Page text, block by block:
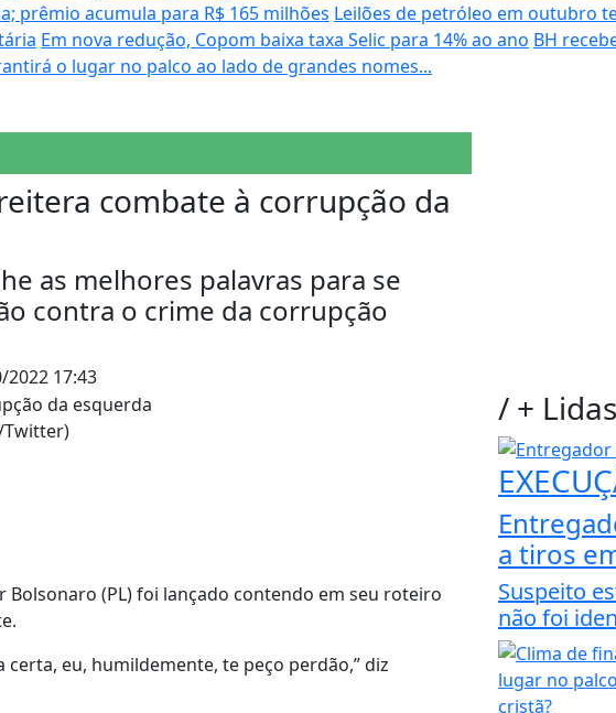
prêmio acumula para R$ 165 milhões Leilões de petróleo em outubro
Em nova redução, Copom baixa taxa Selic para 14% ao ano BH
o lugar no palco ao lado de grandes nomes...
combate à corrupção da
as melhores palavras para se
contra o crime da corrupção
2022 17:43
Twitter)
Bolsonaro (PL) foi lançado contendo em seu roteiro
eu, humildemente, te peço perdão,” diz
/ + Lidas
a tiros
Suspeito
não foi